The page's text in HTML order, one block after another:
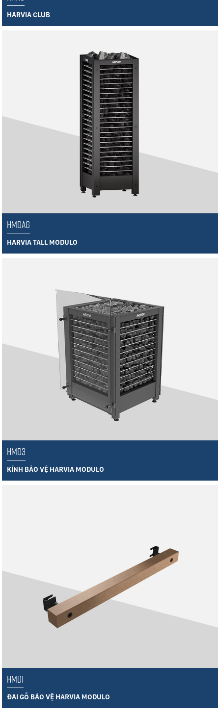
HARVIA CLUB
HMDAG
HARVIA TALL MODULO
HMD3
KÍNH BẢO VỆ HARVIA MODULO
HMD1
ĐAI GỖ BẢO VỆ HARVIA MODULO